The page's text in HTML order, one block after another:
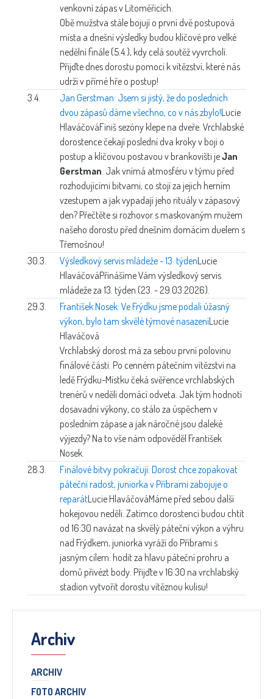
venkovní zápas v Litoměřicích.
Obě mužstva stále bojují o první dvě postupová
místa a dnešní výsledky budou klíčové pro velké
nedělní finále (5.4.), kdy celá soutěž vyvrcholí.
Přijďte dnes dorostu pomoci k vítězství, které nás
udrží v přímé hře o postup!
3.4.
Jan Gerstman: Jsem si jistý, že do posledních
dvou zápasů dáme všechno, co v nás zbylo!Lucie
HlaváčováFiniš sezóny klepe na dveře. Vrchlabské
dorostence čekají poslední dva kroky v boji o
postup a klíčovou postavou v brankovišti jeJan
Gerstman . Jak vnímá atmosféru v týmu před
rozhodujícími bitvami, co stojí za jejich herním
vzestupem a jak vypadají jeho rituály v zápasový
den? Přečtěte si rozhovor s maskovaným mužem
našeho dorostu před dnešním domácím duelem s
Třemošnou!
30.3.
Výsledkový servis mládeže - 13. týdenLucie
HlaváčováPřinášíme Vám výsledkový servis
mládeže za 13. týden (23. - 29.03.2026).
29.3.
František Nosek: Ve Frýdku jsme podali úžasný
výkon, bylo tam skvělé týmové nasazeníLucie
Hlaváčová
Vrchlabský dorost má za sebou první polovinu
finálové části. Po cenném pátečním vítězství na
ledě Frýdku-Místku čeká svěřence vrchlabských
trenérů v neděli domácí odveta. Jak tým hodnotí
dosavadní výkony, co stálo za úspěchem v
posledním zápase a jak náročné jsou daleké
výjezdy? Na to vše nám odpověděl František
Nosek.
28.3.
Finálové bitvy pokračují: Dorost chce zopakovat
páteční radost, juniorka v Příbrami zabojuje o
reparátLucie HlaváčováMáme před sebou další
hokejovou neděli. Zatímco dorostenci budou chtít
od 16:30 navázat na skvělý páteční výkon a výhru
nad Frýdkem, juniorka vyráží do Příbrami s
jasným cílem: hodit za hlavu páteční prohru a
domů přivézt body. Přijďte v 16:30 na vrchlabský
stadion vytvořit dorostu vítěznou kulisu!
Archiv
ARCHIV
FOTO ARCHIV